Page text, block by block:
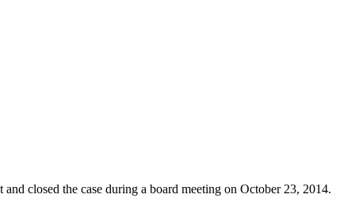
closed the case during a board meeting on October 23, 2014.